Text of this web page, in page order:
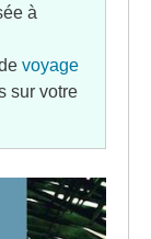
à
voyage
sur votre